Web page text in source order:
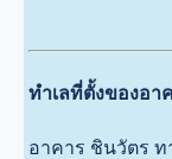
ทำเลที่ตั้งของอา
อาคาร ชินวัตร ท